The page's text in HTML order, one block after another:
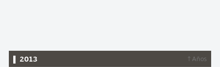
▌ 2013 ↑ Años